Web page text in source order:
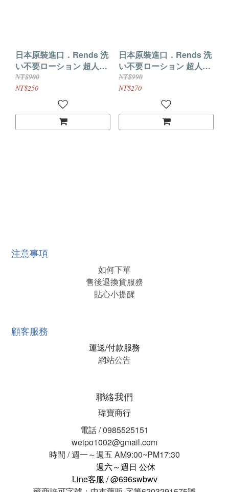
日本原裝進口．Rends 洗
い不要ローション 超人氣
免清洗自慰器專用潤滑液-
濃厚型
NT$900
NT$250
日本原裝進口．Rends 洗
い不要ローション 超人氣
免清洗自慰器專用潤滑液-
濕潤型(300ml補充包)
NT$990
NT$270
注意事項
如何下單
售後退換貨服務
貼心小提醒
顧客服務
運送/付款服務
網站公告
聯絡我們
瑋寶商行
電話 / 0985525151
weipo1002@gmail.com
時間 / 週一～週五 AM9:00~PM17:30
週六～週日 公休
Line客服 / @696swbwv